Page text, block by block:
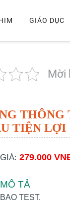
GIÁO DỤC
Mời
THÔNG
TIỆN LỢI
GIÁ: 279.000
MÔ TẢ
BAO TEST.